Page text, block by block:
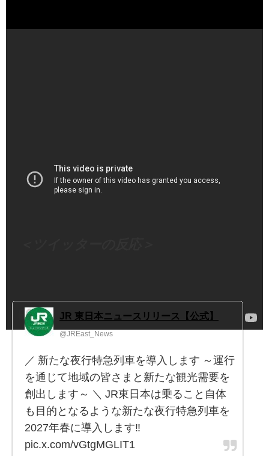
JR 東日本ニュースリリース【公式】
@JREast_News
／ 新たな夜行特急列車を導入します ～運行
を通じて地域の皆さまと新たな観光需要を
創出します～ ＼ JR東日本は乗ること自体
も目的となるような新たな夜行特急列車を
2027年春に導入します‼️
pic.x.com/vGtgMGLIT1